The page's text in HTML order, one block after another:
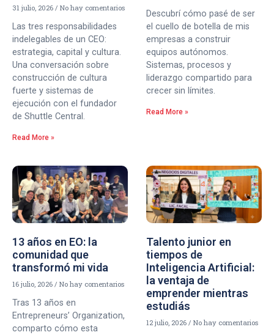
31 julio, 2026 No hay comentarios
Las tres responsabilidades
indelegables de un CEO:
estrategia, capital y cultura.
Una conversación sobre
construcción de cultura
fuerte y sistemas de
ejecución con el fundador
de Shuttle Central.
Read More »
Descubrí cómo pasé de ser
el cuello de botella de mis
empresas a construir
equipos autónomos.
Sistemas, procesos y
liderazgo compartido para
crecer sin límites.
Read More »
13 años en EO: la
comunidad que
transformó mi vida
16 julio, 2026 No hay comentarios
Tras 13 años en
Entrepreneurs’ Organization,
comparto cómo esta
Talento junior en
tiempos de
Inteligencia Artificial:
la ventaja de
emprender mientras
estudiás
12 julio, 2026 No hay comentarios